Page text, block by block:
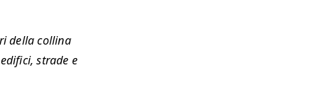
della collina
strade e